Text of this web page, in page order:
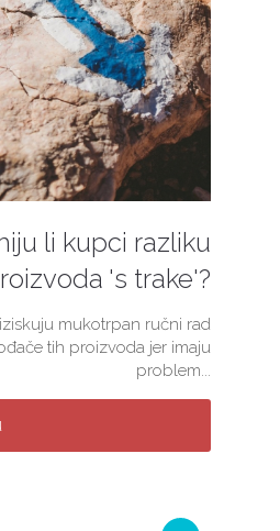
li kupci razliku
's trake'?
mukotrpan ručni rad
tih proizvoda jer imaju
problem...